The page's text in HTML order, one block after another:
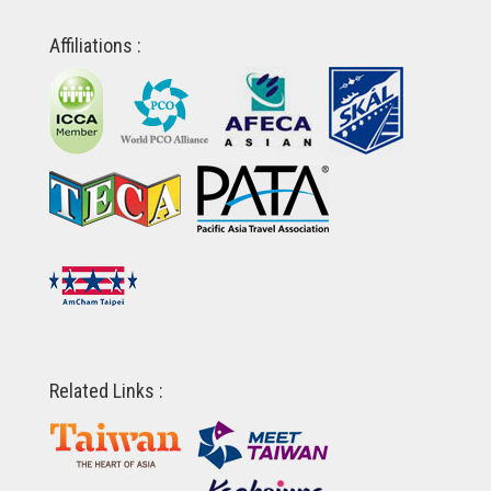
Affiliations :
Related Links :